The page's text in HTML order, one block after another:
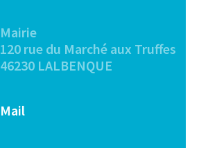
Mairie
120 rue du Marché aux Truffes
46230 LALBENQUE
Mail